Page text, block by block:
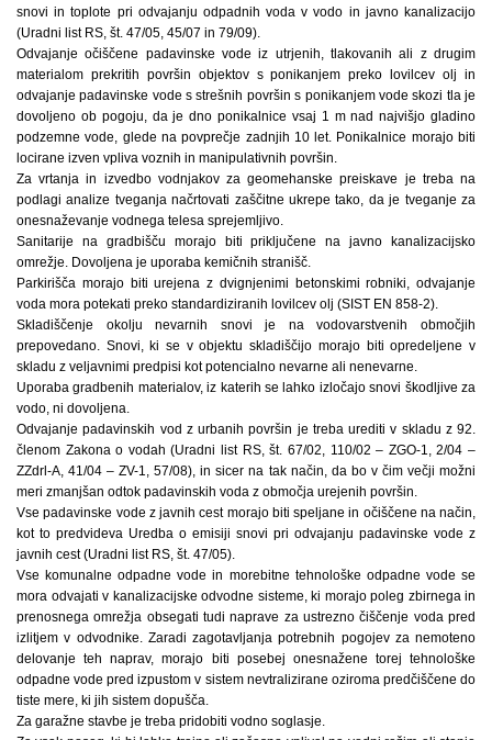
snovi in toplote pri odvajanju odpadnih voda v vodo in javno kanalizacijo
(Uradni list RS, št. 47/05, 45/07 in 79/09).
Odvajanje očiščene padavinske vode iz utrjenih, tlakovanih ali z drugim
materialom prekritih površin objektov s ponikanjem preko lovilcev olj in
odvajanje padavinske vode s strešnih površin s ponikanjem vode skozi tla je
dovoljeno ob pogoju, da je dno ponikalnice vsaj 1 m nad najvišjo gladino
podzemne vode, glede na povprečje zadnjih 10 let. Ponikalnice morajo biti
locirane izven vpliva voznih in manipulativnih površin.
Za vrtanja in izvedbo vodnjakov za geomehanske preiskave je treba na
podlagi analize tveganja načrtovati zaščitne ukrepe tako, da je tveganje za
onesnaževanje vodnega telesa sprejemljivo.
Sanitarije na gradbišču morajo biti priključene na javno kanalizacijsko
omrežje. Dovoljena je uporaba kemičnih stranišč.
Parkirišča morajo biti urejena z dvignjenimi betonskimi robniki, odvajanje
voda mora potekati preko standardiziranih lovilcev olj (SIST EN 858-2).
Skladiščenje okolju nevarnih snovi je na vodovarstvenih območjih
prepovedano. Snovi, ki se v objektu skladiščijo morajo biti opredeljene v
skladu z veljavnimi predpisi kot potencialno nevarne ali nenevarne.
Uporaba gradbenih materialov, iz katerih se lahko izločajo snovi škodljive za
vodo, ni dovoljena.
Odvajanje padavinskih vod z urbanih površin je treba urediti v skladu z 92.
členom Zakona o vodah (Uradni list RS, št. 67/02, 110/02 – ZGO-1, 2/04 –
ZZdrl-A, 41/04 – ZV-1, 57/08), in sicer na tak način, da bo v čim večji možni
meri zmanjšan odtok padavinskih voda z območja urejenih površin.
Vse padavinske vode z javnih cest morajo biti speljane in očiščene na način,
kot to predvideva Uredba o emisiji snovi pri odvajanju padavinske vode z
javnih cest (Uradni list RS, št. 47/05).
Vse komunalne odpadne vode in morebitne tehnološke odpadne vode se
mora odvajati v kanalizacijske odvodne sisteme, ki morajo poleg zbirnega in
prenosnega omrežja obsegati tudi naprave za ustrezno čiščenje voda pred
izlitjem v odvodnike. Zaradi zagotavljanja potrebnih pogojev za nemoteno
delovanje teh naprav, morajo biti posebej onesnažene torej tehnološke
odpadne vode pred izpustom v sistem nevtralizirane oziroma predčiščene do
tiste mere, ki jih sistem dopušča.
Za garažne stavbe je treba pridobiti vodno soglasje.